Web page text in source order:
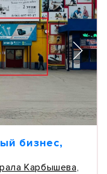
бизнес,
Карбышева,